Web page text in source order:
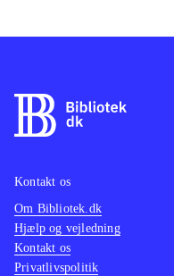
Kontakt os
Om Bibliotek.dk
Hjælp og vejledning
Kontakt os
Privatlivspolitik